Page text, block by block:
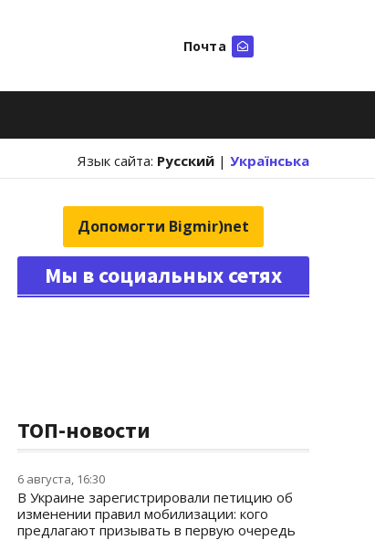
Почта
Язык сайта: Русский | Українська
Допомогти Bigmir)net
Мы в социальных сетях
ТОП-новости
6 августа, 16:30
В Украине зарегистрировали петицию об
изменении правил мобилизации: кого
предлагают призывать в первую очередь